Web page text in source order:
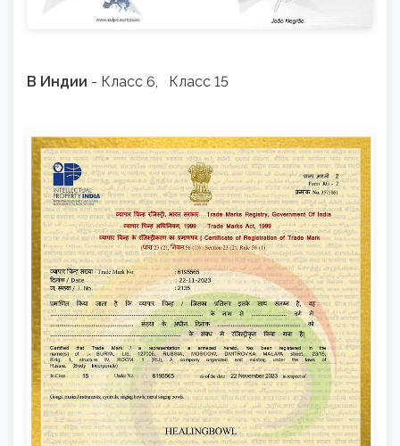
В Индии - Класс 6, Класс 15